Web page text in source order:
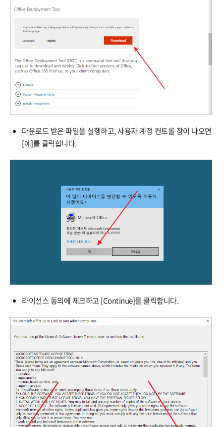
다운로드 받은 파일을 실행하고, 사용자 계정 컨트롤 창이 나오면
[예]를 클릭합니다.
라이선스 동의에 체크하고 [Continue]를 클릭합니다.